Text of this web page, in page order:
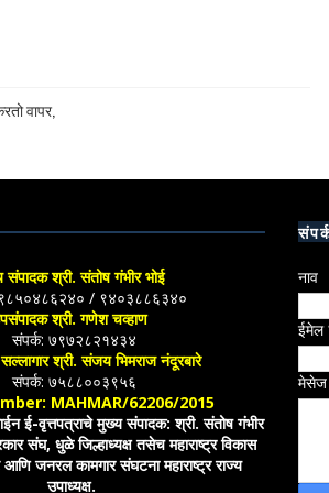
वापर,
संपादक श्री. संतोष गंभीर भोई
/ ९४०३८८६३४०
श्री. गणेश चव्हाण
संपर्क: ७९७२८२१४३४
श्री. संजय भिमराज नंदूरबारे
संपर्क: ७५८८००३९५६
MAHMAR/62206/2015
ई-वृत्तपत्राचे मुख्य संपादक: श्री. संतोष गंभीर
संघ, धुळे जिल्हाध्यक्ष तसेच महाराष्ट्र विकास
आणि जनरल कामगार संघटना महाराष्ट्र राज्य
उपाध्यक्ष.
नाव
ईमेल
मेसेज